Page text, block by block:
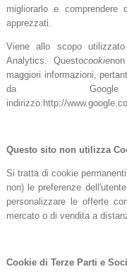
migliorarlo e comprendere
apprezzati.
Viene allo scopo
Analytics. Questocookie
maggiori informazioni,
da
indirizzo:http://
Questo sito non utilizza
Si tratta di cookie
non) le preferenze
personalizzare le offerte
mercato o di vendita a
Cookie di Terze Parti e